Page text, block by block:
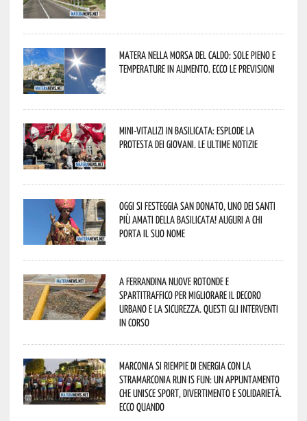
Matera nella morsa del caldo: sole pieno e
temperature in aumento. Ecco le previsioni
Mini-vitalizi in Basilicata: esplode la
protesta dei giovani. Le ultime notizie
Oggi si festeggia San Donato, uno dei Santi
più amati della Basilicata! Auguri a chi
porta il suo nome
A Ferrandina nuove rotonde e
spartitraffico per migliorare il decoro
urbano e la sicurezza. Questi gli interventi
in corso
Marconia si riempie di energia con la
StraMarconia Run is Fun: un appuntamento
che unisce sport, divertimento e solidarietà.
Ecco quando